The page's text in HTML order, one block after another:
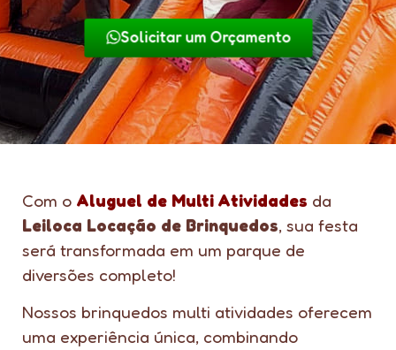
Solicitar um Orçamento
Com o Aluguel de Multi Atividades da
Leiloca Locação de Brinquedos, sua festa
será transformada em um parque de
diversões completo!
Nossos brinquedos multi atividades oferecem
uma experiência única, combinando